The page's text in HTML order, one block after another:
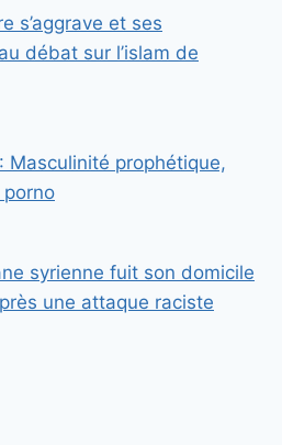
s’aggrave et ses
débat sur l’islam de
Masculinité prophétique,
syrienne fuit son domicile
une attaque raciste